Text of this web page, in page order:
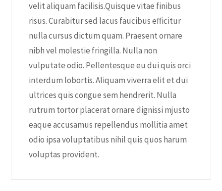
velit aliquam facilisis.Quisque vitae finibus
risus. Curabitur sed lacus faucibus efficitur
nulla cursus dictum quam. Praesent ornare
nibh vel molestie fringilla. Nulla non
vulputate odio. Pellentesque eu dui quis orci
interdum lobortis. Aliquam viverra elit et dui
ultrices quis congue sem hendrerit. Nulla
rutrum tortor placerat ornare dignissi mjusto
eaque accusamus repellendus mollitia amet
odio ipsa voluptatibus nihil quis quos harum
voluptas provident.